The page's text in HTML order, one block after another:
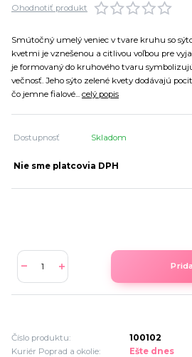
Ohodnotiť produkt
Smútočný umelý veniec v tvare kruhu so
kvetmi je vznešenou a citlivou voľbou pre
je formovaný do kruhového tvaru
večnosť. Jeho sýto zelené kvety dodávajú
čo jemne fialové... celý popis
Dostupnosť Skladom
Nie sme platcovia DPH
Číslo produktu:
100102
Kuriér Poprad a okolie:
Ešte dnes